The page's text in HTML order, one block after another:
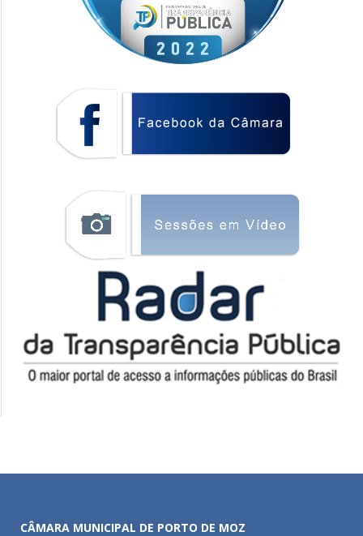
CÂMARA MUNICIPAL DE PORTO DE MOZ